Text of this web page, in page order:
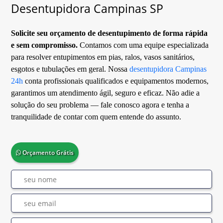
Desentupidora Campinas SP
Solicite seu orçamento de desentupimento de forma rápida
e sem compromisso. Contamos com uma equipe especializada
para resolver entupimentos em pias, ralos, vasos sanitários,
esgotos e tubulações em geral. Nossadesentupidora Campinas
24h conta profissionais qualificados e equipamentos modernos,
garantimos um atendimento ágil, seguro e eficaz. Não adie a
solução do seu problema — fale conosco agora e tenha a
tranquilidade de contar com quem entende do assunto.
Orçamento Grátis